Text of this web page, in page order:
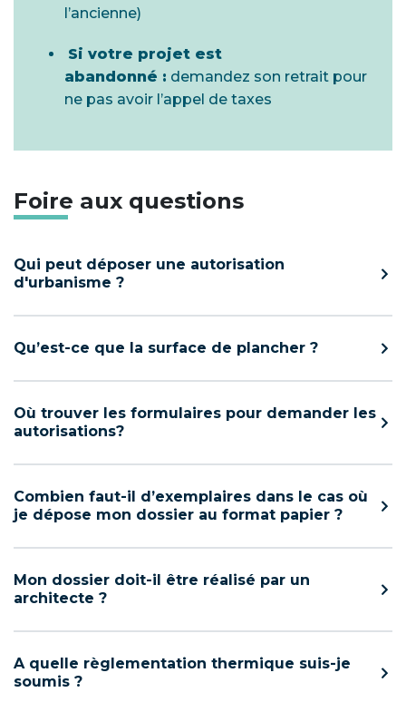
l’ancienne)
Si votre projet est
abandonné : demandez son retrait pour
ne pas avoir l’appel de taxes
Foire aux questions
Qui peut déposer une autorisation
d'urbanisme ?
Qu’est-ce que la surface de plancher ?
Où trouver les formulaires pour demander les
autorisations?
Combien faut-il d’exemplaires dans le cas où
je dépose mon dossier au format papier ?
Mon dossier doit-il être réalisé par un
architecte ?
A quelle règlementation thermique suis-je
soumis ?